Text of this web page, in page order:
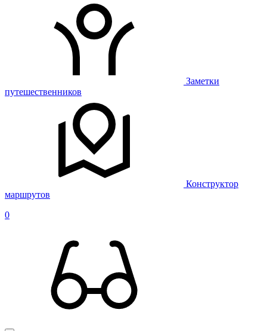
Заметки
путешественников
Конструктор
маршрутов
0